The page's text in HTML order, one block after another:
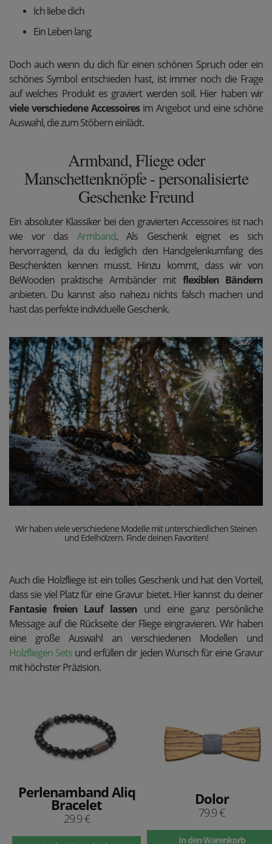
Ich liebe dich
Ein Leben lang
Doch auch wenn du dich für einen schönen Spruch oder ein
schönes Symbol entschieden hast, ist immer noch die Frage
auf welches Produkt es graviert werden soll. Hier haben wir
viele verschiedene Accessoiresim Angebot und eine schöne
Auswahl, die zum Stöbern einlädt.
Armband, Fliege oder
Manschettenknöpfe - personalisierte
Geschenke Freund
Ein absoluter Klassiker bei den gravierten Accessoires ist nach
wie vor das Armband. Als Geschenk eignet es sich
hervorragend, da du lediglich den Handgelenkumfang des
Beschenkten kennen musst. Hinzu kommt, dass wir von
BeWooden praktische Armbänder mit flexiblen Bändern
anbieten. Du kannst also nahezu nichts falsch machen und
hast das perfekte individuelle Geschenk.
Wir haben viele verschiedene Modelle mit unterschiedlichen Steinen
und Edelhölzern. Finde deinen Favoriten!
Auch die Holzfliege ist ein tolles Geschenk und hat den Vorteil,
dass sie viel Platz für eine Gravur bietet. Hier kannst du deiner
Fantasie freien Lauf lassen und eine ganz persönliche
Message auf die Rückseite der Fliege eingravieren. Wir haben
eine große Auswahl an verschiedenen Modellen und
Holzfliegen Sets und erfüllen dir jeden Wunsch für eine Gravur
mit höchster Präzision.
Perlenamband Aliq
Bracelet
29.9 €
Dolor
79.9 €
In den Warenkorb